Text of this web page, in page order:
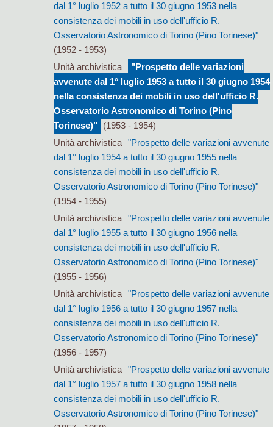
dal 1° luglio 1952 a tutto il 30 giugno 1953 nella
consistenza dei mobili in uso dell'ufficio R.
Osservatorio Astronomico di Torino (Pino Torinese)"
(1952 - 1953)
Unità archivistica
"Prospetto delle variazioni
avvenute dal 1° luglio 1953 a tutto il 30 giugno 1954
nella consistenza dei mobili in uso dell'ufficio R.
Osservatorio Astronomico di Torino (Pino
Torinese)"
(1953 - 1954)
Unità archivistica
"Prospetto delle variazioni avvenute
dal 1° luglio 1954 a tutto il 30 giugno 1955 nella
consistenza dei mobili in uso dell'ufficio R.
Osservatorio Astronomico di Torino (Pino Torinese)"
(1954 - 1955)
Unità archivistica
"Prospetto delle variazioni avvenute
dal 1° luglio 1955 a tutto il 30 giugno 1956 nella
consistenza dei mobili in uso dell'ufficio R.
Osservatorio Astronomico di Torino (Pino Torinese)"
(1955 - 1956)
Unità archivistica
"Prospetto delle variazioni avvenute
dal 1° luglio 1956 a tutto il 30 giugno 1957 nella
consistenza dei mobili in uso dell'ufficio R.
Osservatorio Astronomico di Torino (Pino Torinese)"
(1956 - 1957)
Unità archivistica
"Prospetto delle variazioni avvenute
dal 1° luglio 1957 a tutto il 30 giugno 1958 nella
consistenza dei mobili in uso dell'ufficio R.
Osservatorio Astronomico di Torino (Pino Torinese)"